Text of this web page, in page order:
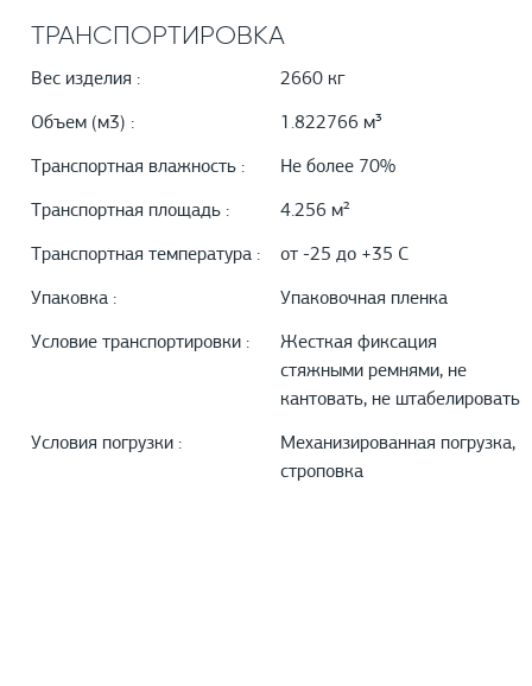
ТРАНСПОРТИРОВКА
Вес изделия : 2660 кг
Объем (м3) : 1.822766 м³
Транспортная влажность : Не более 70%
Транспортная площадь : 4.256 м²
Транспортная температура : от -25 до +35 С
Упаковка : Упаковочная пленка
Условие транспортировки :
Жесткая фиксация
стяжными ремнями, не
кантовать, не штабелировать
Условия погрузки :
Механизированная погрузка,
строповка